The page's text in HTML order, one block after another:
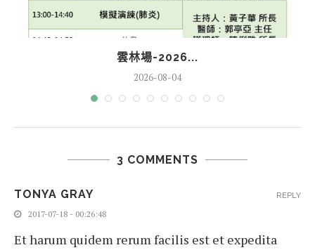
雲林場-2026...
2026-08-04
3 COMMENTS
TONYA GRAY
2017-07-18 - 00:26:48
Et harum quidem rerum facilis est et expedita
REPLY